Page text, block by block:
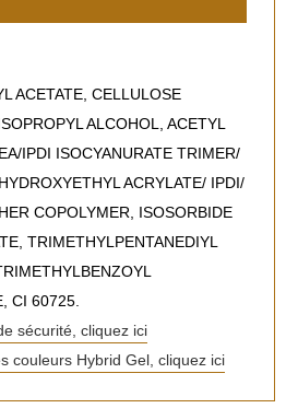
ACETATE, CELLULOSE
ALCOHOL, ACETYL
IPDI ISOCYANURATE TRIMER/
ACRYLATE/ IPDI/
COPOLYMER, ISOSORBIDE
TRIMETHYLPENTANEDIYL
CI 60725.
sécurité, cliquez ici
couleurs Hybrid Gel, cliquez ici